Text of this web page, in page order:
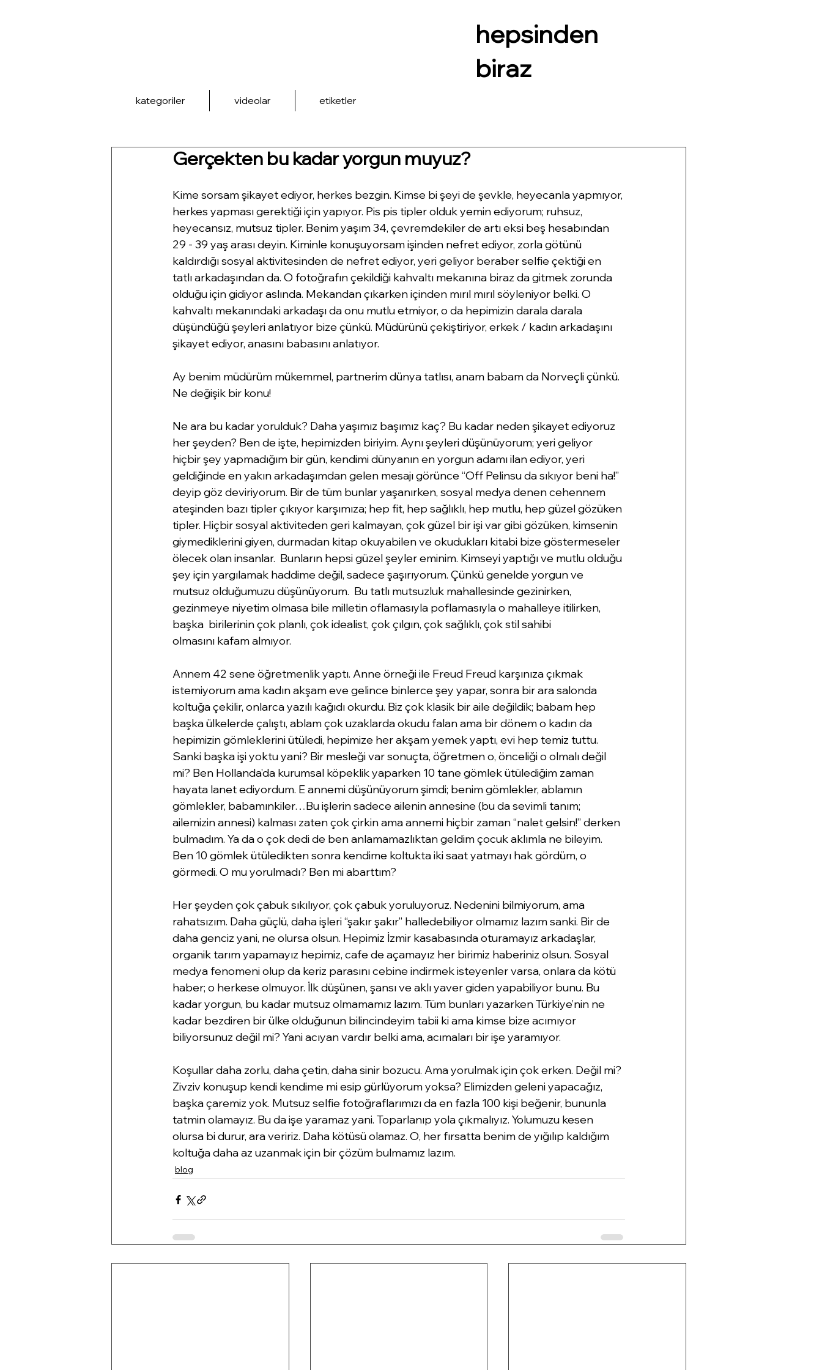
hepsinden
biraz
Gerçekten bu kadar yorgun muyuz?
Kime sorsam şikayet ediyor, herkes bezgin. Kimse bi şeyi de şevkle, heyecanla yapmıyor,
herkes yapması gerektiği için yapıyor. Pis pis tipler olduk yemin ediyorum; ruhsuz,
heyecansız, mutsuz tipler. Benim yaşım 34, çevremdekiler de artı eksi beş hesabından
29 - 39 yaş arası deyin. Kiminle konuşuyorsam işinden nefret ediyor, zorla götünü
kaldırdığı sosyal aktivitesinden de nefret ediyor, yeri geliyor beraber selfie çektiği en
tatlı arkadaşından da. O fotoğrafın çekildiği kahvaltı mekanına biraz da gitmek zorunda
olduğu için gidiyor aslında. Mekandan çıkarken içinden mırıl mırıl söyleniyor belki. O
kahvaltı mekanındaki arkadaşı da onu mutlu etmiyor, o da hepimizin darala darala
düşündüğü şeyleri anlatıyor bize çünkü. Müdürünü çekiştiriyor, erkek / kadın arkadaşını
şikayet ediyor, anasını babasını anlatıyor.
Ay benim müdürüm mükemmel, partnerim dünya tatlısı, anam babam da Norveçli çünkü.
Ne değişik bir konu!
Ne ara bu kadar yorulduk? Daha yaşımız başımız kaç? Bu kadar neden şikayet ediyoruz
her şeyden? Ben de işte, hepimizden biriyim. Aynı şeyleri düşünüyorum; yeri geliyor
hiçbir şey yapmadığım bir gün, kendimi dünyanın en yorgun adamı ilan ediyor, yeri
geldiğinde en yakın arkadaşımdan gelen mesajı görünce “Off Pelinsu da sıkıyor beni ha!”
deyip göz deviriyorum. Bir de tüm bunlar yaşanırken, sosyal medya denen cehennem
ateşinden bazı tipler çıkıyor karşımıza; hep fit, hep sağlıklı, hep mutlu, hep güzel gözüken
tipler. Hiçbir sosyal aktiviteden geri kalmayan, çok güzel bir işi var gibi gözüken, kimsenin
giymediklerini giyen, durmadan kitap okuyabilen ve okudukları kitabi bize göstermeseler
ölecek olan insanlar.  Bunların hepsi güzel şeyler eminim. Kimseyi yaptığı ve mutlu olduğu
şey için yargılamak haddime değil, sadece şaşırıyorum. Çünkü genelde yorgun ve
mutsuz olduğumuzu düşünüyorum.  Bu tatlı mutsuzluk mahallesinde gezinirken,
gezinmeye niyetim olmasa bile milletin oflamasıyla poflamasıyla o mahalleye itilirken,
başka  birilerinin çok planlı, çok idealist, çok çılgın, çok sağlıklı, çok stil sahibi
olmasını kafam almıyor.
Annem 42 sene öğretmenlik yaptı. Anne örneği ile Freud Freud karşınıza çıkmak
istemiyorum ama kadın akşam eve gelince binlerce şey yapar, sonra bir ara salonda
koltuğa çekilir, onlarca yazılı kağıdı okurdu. Biz çok klasik bir aile değildik; babam hep
başka ülkelerde çalıştı, ablam çok uzaklarda okudu falan ama bir dönem o kadın da
hepimizin gömleklerini ütüledi, hepimize her akşam yemek yaptı, evi hep temiz tuttu.
Sanki başka işi yoktu yani? Bir mesleği var sonuçta, öğretmen o, önceliği o olmalı değil
mi? Ben Hollanda’da kurumsal köpeklik yaparken 10 tane gömlek ütülediğim zaman
hayata lanet ediyordum. E annemi düşünüyorum şimdi; benim gömlekler, ablamın
gömlekler, babamınkiler…Bu işlerin sadece ailenin annesine (bu da sevimli tanım;
ailemizin annesi) kalması zaten çok çirkin ama annemi hiçbir zaman “nalet gelsin!” derken
bulmadım. Ya da o çok dedi de ben anlamamazlıktan geldim çocuk aklımla ne bileyim.
Ben 10 gömlek ütüledikten sonra kendime koltukta iki saat yatmayı hak gördüm, o
görmedi. O mu yorulmadı? Ben mi abarttım?
Her şeyden çok çabuk sıkılıyor, çok çabuk yoruluyoruz. Nedenini bilmiyorum, ama
rahatsızım. Daha güçlü, daha işleri “şakır şakır” halledebiliyor olmamız lazım sanki. Bir de
daha genciz yani, ne olursa olsun. Hepimiz İzmir kasabasında oturamayız arkadaşlar,
organik tarım yapamayız hepimiz, cafe de açamayız her birimiz haberiniz olsun. Sosyal
medya fenomeni olup da keriz parasını cebine indirmek isteyenler varsa, onlara da kötü
haber; o herkese olmuyor. İlk düşünen, şansı ve aklı yaver giden yapabiliyor bunu. Bu
kadar yorgun, bu kadar mutsuz olmamamız lazım. Tüm bunları yazarken Türkiye’nin ne
kadar bezdiren bir ülke olduğunun bilincindeyim tabii ki ama kimse bize acımıyor
biliyorsunuz değil mi? Yani acıyan vardır belki ama, acımaları bir işe yaramıyor.
Koşullar daha zorlu, daha çetin, daha sinir bozucu. Ama yorulmak için çok erken. Değil mi?
Zivziv konuşup kendi kendime mi esip gürlüyorum yoksa? Elimizden geleni yapacağız,
başka çaremiz yok. Mutsuz selfie fotoğraflarımızı da en fazla 100 kişi beğenir, bununla
tatmin olamayız. Bu da işe yaramaz yani. Toparlanıp yola çıkmalıyız. Yolumuzu kesen
olursa bi durur, ara veririz. Daha kötüsü olamaz. O, her fırsatta benim de yığılıp kaldığım
koltuğa daha az uzanmak için bir çözüm bulmamız lazım.
blog
kategoriler videolar etiketler